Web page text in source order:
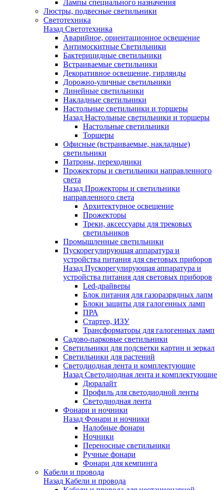
Лампы специального назначения
Люстры, подвесные светильники
Светотехника
Назад Светотехника
Аварийное, ориентационное освещение
Антимоскитные Светильники
Бактерицидные светильники
Встраиваемые светильники
Декоративное освещение, гирлянды
Дорожно-уличные светильники
Линейные светильники
Накладные светильники
Настольные светильники и торшеры
Назад Настольные светильники и торшеры
Настольные светильники
Торшеры
Офисные (встраиваемые, накладные)
светильники
Патроны, переходники
Прожекторы и светильники направленного
света
Назад Прожекторы и светильники
направленного света
Архитектурное освещение
Прожекторы
Треки, аксессуары для трековых
светильников
Промышленные светильники
Пускорегулирующая аппаратура и
устройства питания для световых приборов
Назад Пускорегулирующая аппаратура и
устройства питания для световых приборов
Led-драйверы
Блок питания для газоразрядных лапм
Блоки защиты для галогенных ламп
ПРА
Стартер, ИЗУ
Трансформаторы для галогенных ламп
Садово-парковые светильники
Светильники для подсветки картин и зеркал
Светильники для растений
Светодиодная лента и комплектующие
Назад Светодиодная лента и комплектующие
Дюралайт
Профиль для светодиодной ленты
Светодиодная лента
Фонари и ночники
Назад Фонари и ночники
Налобные фонари
Ночники
Переносные светильники
Ручные фонари
Фонари для кемпинга
Кабели и провода
Назад Кабели и провода